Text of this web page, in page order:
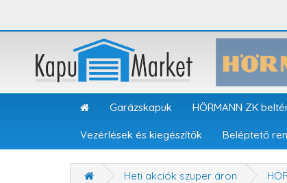
Garázskapuk HÖRMANN ZK
Vezérlések és kiegészítők Beléptető
Heti akciók szuper áron